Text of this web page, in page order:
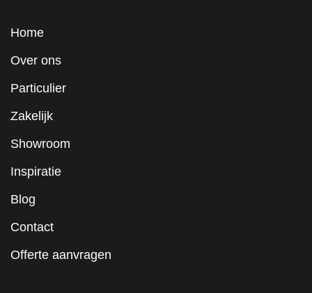
Home
Over ons
Particulier
Zakelijk
Showroom
Inspiratie
Blog
Contact
Offerte aanvragen